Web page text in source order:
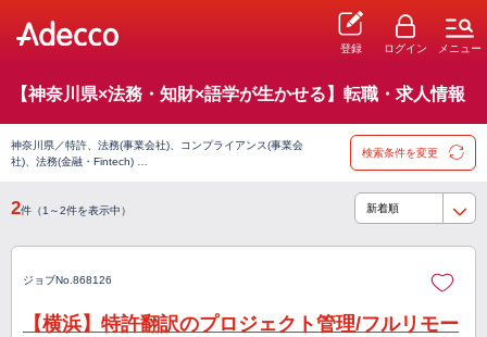
登録 ログイン メニュー
【神奈川県×法務・知財×語学が生かせる】転職・求人情報
神奈川県／特許、法務(事業会社)、コンプライアンス(事業会
社)、法務(金融・Fintech) …
検索条件を変更
2件（1～2件を表示中）
ジョブNo.868126
【横浜】特許翻訳のプロジェクト管理/フルリモー